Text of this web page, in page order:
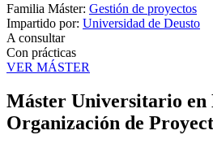
Familia Máster: Gestión de proyectos
Impartido por: Universidad de Deusto
A consultar
Con prácticas
VER MÁSTER
Máster Universitario en
Organización de